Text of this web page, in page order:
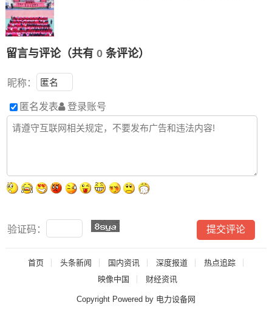
留言与评论（共有 0条评论）
昵称：
匿名发表 登录账号
验证码：
首页 头条新闻 国内资讯 深度报道
热点追踪
映像中国
财经资讯
Copyright Powered by 电力设备网